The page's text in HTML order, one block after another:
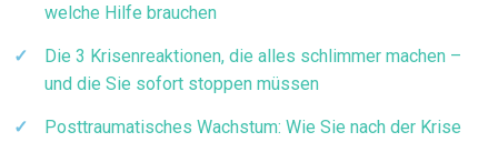
welche Hilfe brauchen
Die 3 Krisenreaktionen, die alles schlimmer machen –
und die Sie sofort stoppen müssen
Posttraumatisches Wachstum: Wie Sie nach der Krise